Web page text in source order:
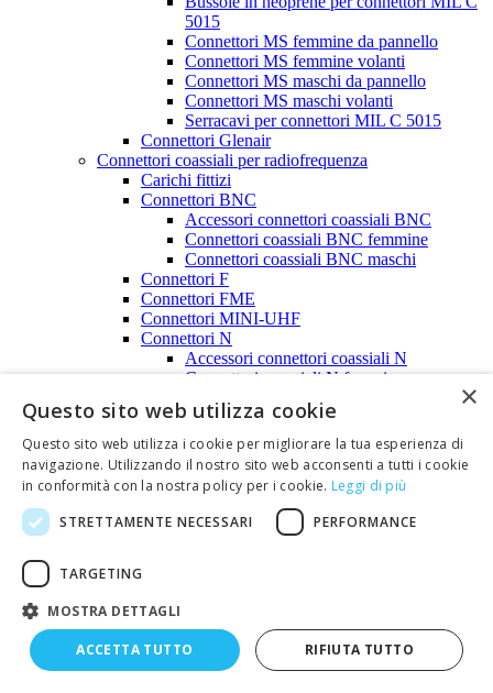
5015
Connettori MS femmine da pannello
Connettori MS femmine volanti
Connettori MS maschi da pannello
Connettori MS maschi volanti
Serracavi per connettori MIL C 5015
Connettori Glenair
Connettori coassiali per radiofrequenza
Carichi fittizi
Connettori BNC
Accessori connettori coassiali BNC
Connettori coassiali BNC femmine
Connettori coassiali BNC maschi
Connettori F
Connettori FME
Connettori MINI-UHF
Connettori N
Accessori connettori coassiali N
Connettori coassiali N femmine
Connettori SMA
Connettori SMA REVERSE
Connettori SMB
Connettori televisivi
Connettori TNC
Connettori UHF
Spine DIN
Connettori coassiali per autoradio
Connettori EUROCARD DIN 41612
Connettori mini DIN / S-VHS
×
Questo sito web utilizza cookie
Questo sito web utilizza i cookie per migliorare la tua esperienza di
navigazione. Utilizzando il nostro sito web acconsenti a tutti i cookie
in conformità con la nostra policy per i cookie. Leggi di più
STRETTAMENTE NECESSARI
PERFORMANCE
TARGETING
MOSTRA DETTAGLI
ACCETTA TUTTO RIFIUTA TUTTO